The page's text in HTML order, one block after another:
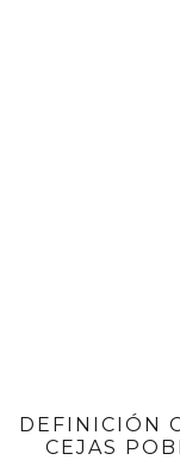
DEFINICIÓN
CEJAS